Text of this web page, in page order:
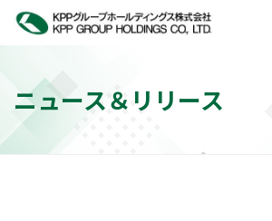
ニュース＆リリース